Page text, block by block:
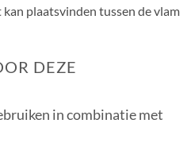
plaatsvinden tussen de vlam
DEZE
in combinatie met